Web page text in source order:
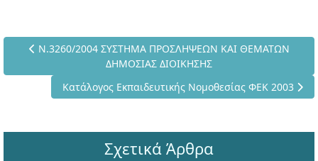
Προηγούμενο άρθρο: Ν.3260/2004 ΣΥΣΤΗΜΑ ΠΡΟΣΛΗΨΕΩΝ
Ν.3260/2004 ΣΥΣΤΗΜΑ ΠΡΟΣΛΗΨΕΩΝ ΚΑΙ ΘΕΜΑΤΩΝ
ΔΗΜΟΣΙΑΣ ΔΙΟΙΚΗΣΗΣ
Επόμενο άρθρο: Κατάλογος Εκπαιδευτικής
Κατάλογος Εκπαιδευτικής Νομοθεσίας ΦΕΚ 2003
Σχετικά Άρθρα